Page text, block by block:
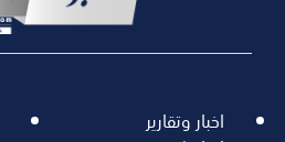
اخبار وتقارير